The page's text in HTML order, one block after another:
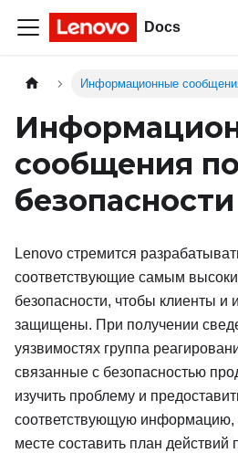
Docs
Информационные
сообщения по
безопасности
Lenovo стремится
соответствующие самым
безопасности, чтобы клиенты и
защищены. При получении
уязвимостях группа
связанные с безопасностью
изучить проблему и
соответствующую информацию,
месте составить план действий